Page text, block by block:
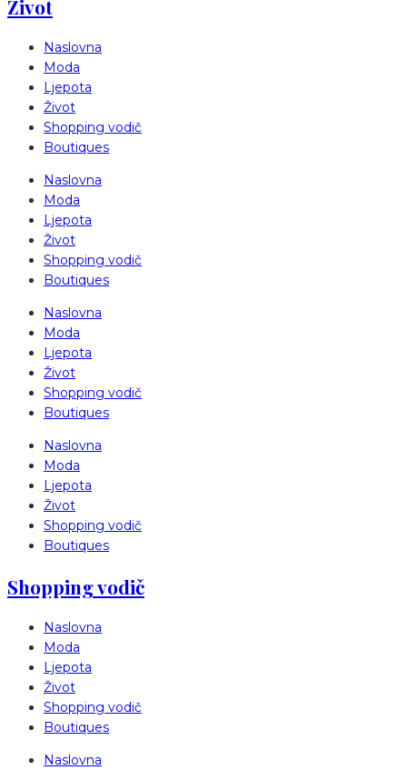
Život
Naslovna
Moda
Ljepota
Život
Shopping vodič
Boutiques
Naslovna
Moda
Ljepota
Život
Shopping vodič
Boutiques
Naslovna
Moda
Ljepota
Život
Shopping vodič
Boutiques
Naslovna
Moda
Ljepota
Život
Shopping vodič
Boutiques
Shopping vodič
Naslovna
Moda
Ljepota
Život
Shopping vodič
Boutiques
Naslovna